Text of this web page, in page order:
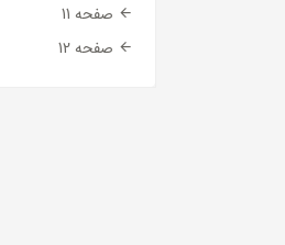
صفحه 11
صفحه 12